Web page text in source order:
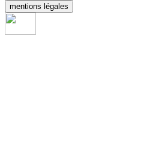
mentions légales